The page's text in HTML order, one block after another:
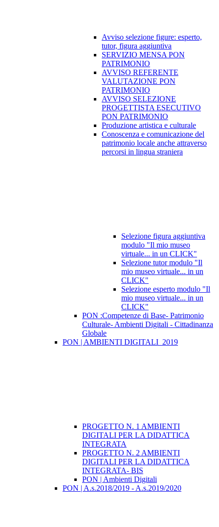
Avviso selezione figure: esperto,
tutor, figura aggiuntiva
SERVIZIO MENSA PON
PATRIMONIO
AVVISO REFERENTE
VALUTAZIONE PON
PATRIMONIO
AVVISO SELEZIONE
PROGETTISTA ESECUTIVO
PON PATRIMONIO
Produzione artistica e culturale
Conoscenza e comunicazione del
patrimonio locale anche attraverso
percorsi in lingua straniera
Selezione figura aggiuntiva
modulo "Il mio museo
virtuale... in un CLICK"
Selezione tutor modulo "Il
mio museo virtuale... in un
CLICK"
Selezione esperto modulo "Il
mio museo virtuale... in un
CLICK"
PON :Competenze di Base- Patrimonio
Culturale- Ambienti Digitali - Cittadinanza
Globale
PON | AMBIENTI DIGITALI_2019
PROGETTO N. 1 AMBIENTI
DIGITALI PER LA DIDATTICA
INTEGRATA
PROGETTO N. 2 AMBIENTI
DIGITALI PER LA DIDATTICA
INTEGRATA- BIS
PON | Ambienti Digitali
PON | A.s.2018/2019 - A.s.2019/2020